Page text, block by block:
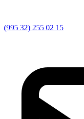
(995 32) 255 02 15